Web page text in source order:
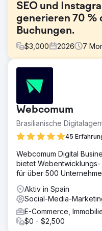
SEO und
generieren 70 %
Buchungen.
$3,000 2026 7
Ein Boutique-
Kundengewinnung
und Offline-
minimal und Instagram-
Steigende Kosten für
schmälerten die
Optimierung fehlte im
die Marke verfügte über
Nachfragegenerierung.
Digitalmarketing-
Social-Media-Strategien
Lösung
Elatre setzte ein
Marketingprogramm um.
Webcomum
Brasilianische
45
Webcomum Digital
bietet
für über 500
Aktiv in Spain
Social-Media-
E-Commerce,
$0 - $2,500